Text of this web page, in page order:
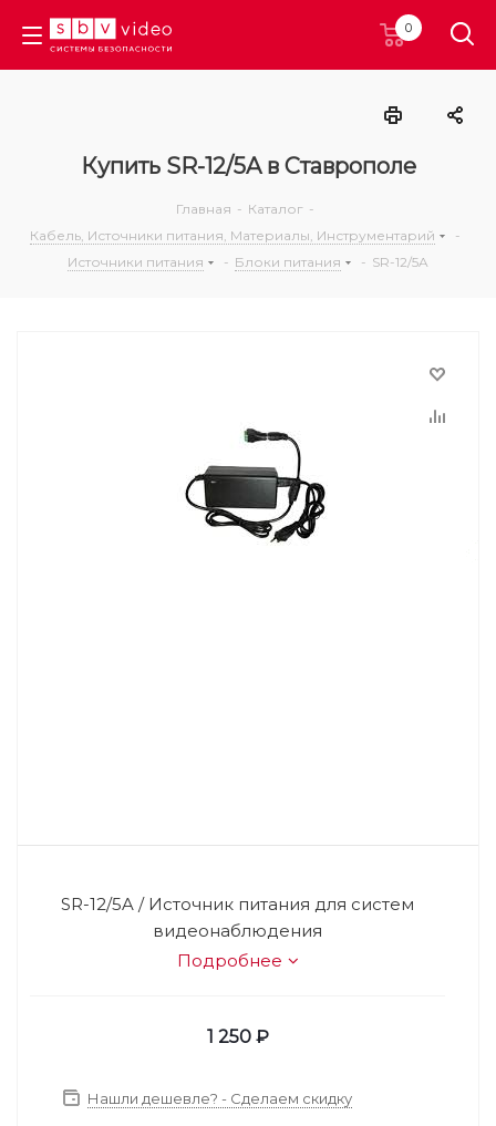
0
Купить SR-12/5A в Ставрополе
Главная - Каталог -
Кабель, Источники питания, Материалы, Инструментарий
-
Источники питания
- Блоки питания - SR-12/5A
SR-12/5A / Источник питания для систем
видеонаблюдения
Подробнее
1 250₽
Нашли дешевле? - Сделаем скидку